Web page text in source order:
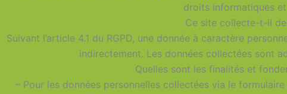
droits informatiques
Ce site collecte-t-il
Suivant l’article 4.1 du RGPD, une donnée à caractère
indirectement. Les données collectées sont
Quelles sont les finalités et
– Pour les données personnelles collectées via le